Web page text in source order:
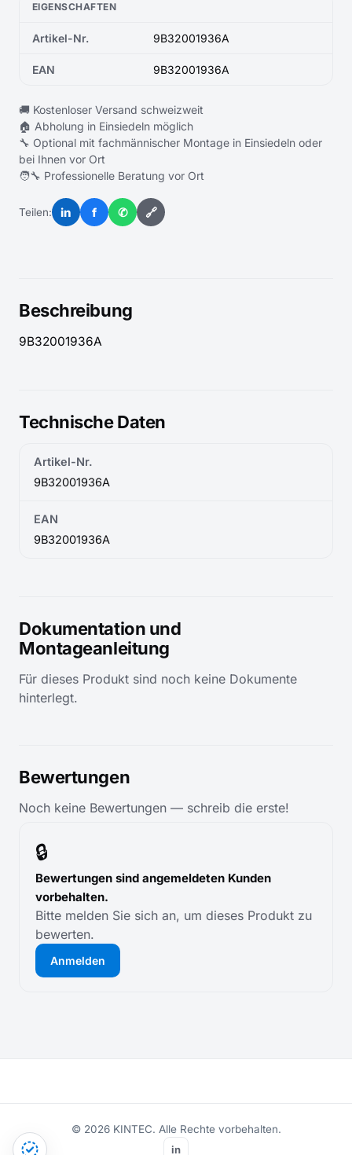
EIGENSCHAFTEN
Artikel-Nr. 9B32001936A
EAN 9B32001936A
🚚 Kostenloser Versand schweizweit
🏠 Abholung in Einsiedeln möglich
🔧 Optional mit fachmännischer Montage in Einsiedeln oder
bei Ihnen vor Ort
🧑‍🔧 Professionelle Beratung vor Ort
Teilen: in f ✆ 🔗
Beschreibung
9B32001936A
Technische Daten
Artikel-Nr.
9B32001936A
EAN
9B32001936A
Dokumentation und
Montageanleitung
Für dieses Produkt sind noch keine Dokumente
hinterlegt.
Bewertungen
Noch keine Bewertungen — schreib die erste!
🔒
Bewertungen sind angemeldeten Kunden
vorbehalten.
Bitte melden Sie sich an, um dieses Produkt zu
bewerten.
Anmelden
© 2026 KINTEC. Alle Rechte vorbehalten.
in